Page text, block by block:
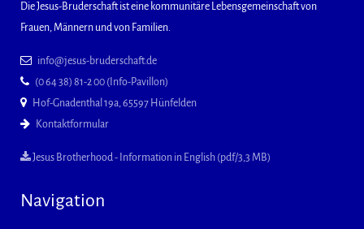
Die Jesus-Bruderschaft ist eine kommunitäre Lebensgemeinschaft von
Frauen, Männern und von Familien.
info@jesus-bruderschaft.de
(0 64 38) 81-2 00 (Info-Pavillon)
Hof-Gnadenthal 19a, 65597 Hünfelden
Kontaktformular
Jesus Brotherhood - Information in English (pdf/3,3 MB)
Navigation